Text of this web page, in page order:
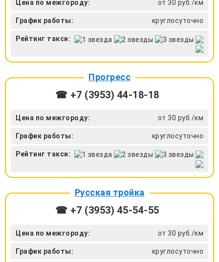
Цена по межгороду: от 30 руб./км
График работы: круглосуточно
Рейтинг такси:
Прогресс
☎ +7 (3953) 44-18-18
Цена по межгороду: от 30 руб./км
График работы: круглосуточно
Рейтинг такси:
Русская тройка
☎ +7 (3953) 45-54-55
Цена по межгороду: от 30 руб./км
График работы: круглосуточно